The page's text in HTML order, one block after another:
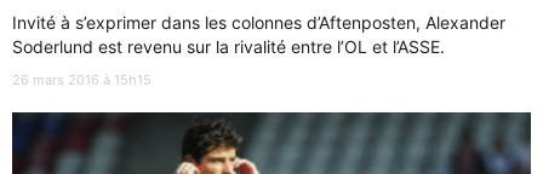
Invité à s’exprimer dans les colonnes d’Aftenposten, Alexander
Soderlund est revenu sur la rivalité entre l’OL et l’ASSE.
26 mars 2016 à 15h15